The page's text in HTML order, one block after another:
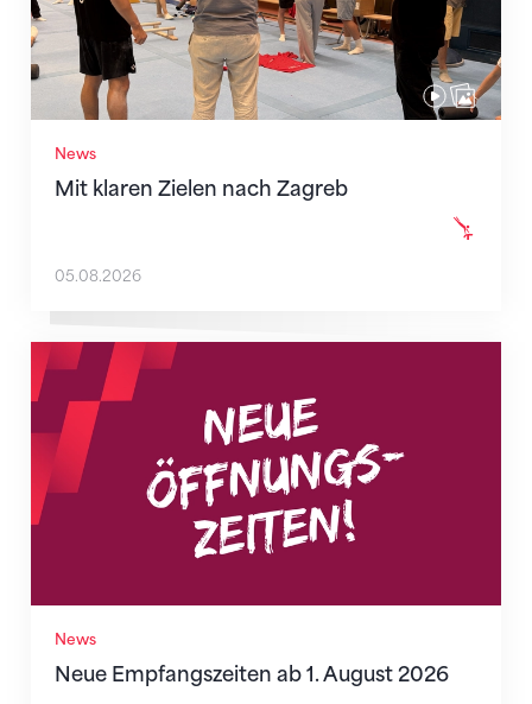
News
Mit klaren Zielen nach Zagreb
05.08.2026
News
Neue Empfangszeiten ab 1. August 2026
Neue Empfangszeiten ab 1. August 2026